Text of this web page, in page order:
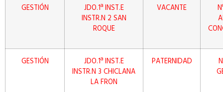
GESTIÓN
JDO.1ª INST.E
INSTR.N 2 SAN
ROQUE
VACANTE
GESTIÓN
JDO.1ª INST.E
INSTR.N 3 CHICLANA
LA FRON
PATERNIDAD